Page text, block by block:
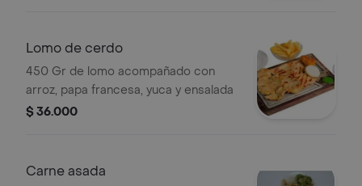
Lomo de cerdo
450 Gr de lomo acompañado con
arroz, papa francesa, yuca y ensalada
$ 36.000
Carne asada